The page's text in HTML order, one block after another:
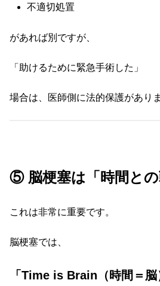
不適切処置
があれば別ですが、
「助けるために緊急手術した」
場合は、医師側に法的保護がありま
⑤ 脳梗塞は「時間との
これは非常に重要です。
脳梗塞では、
「Time is Brain（時間＝脳